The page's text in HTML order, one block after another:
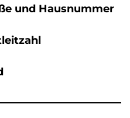
und Hausnummer